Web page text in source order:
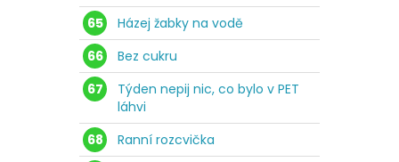
65
Házej žabky na vodě
66
Bez cukru
67
Týden nepij nic, co bylo v PET
láhvi
68
Ranní rozcvička